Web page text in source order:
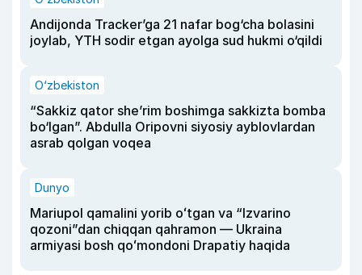
Andijonda Tracker’ga 21 nafar bog‘cha bolasini
joylab, YTH sodir etgan ayolga sud hukmi o‘qildi
O‘zbekiston
“Sakkiz qator she’rim boshimga sakkizta bomba
bo‘lgan”. Abdulla Oripovni siyosiy ayblovlardan
asrab qolgan voqea
Dunyo
Mariupol qamalini yorib oʻtgan va “Izvarino
qozoni”dan chiqqan qahramon — Ukraina
armiyasi bosh qoʻmondoni Drapatiy haqida